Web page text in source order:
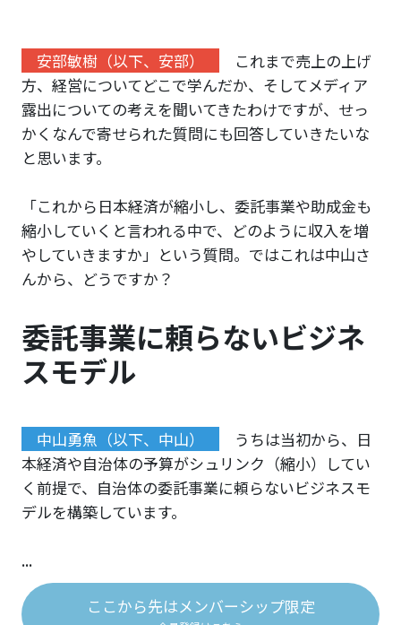
安部敏樹（以下、安部）
これまで売上の上げ
方、経営についてどこで学んだか、そしてメディア
露出についての考えを聞いてきたわけですが、せっ
かくなんで寄せられた質問にも回答していきたいな
と思います。
「これから日本経済が縮小し、委託事業や助成金も
縮小していくと言われる中で、どのように収入を増
やしていきますか」という質問。ではこれは中山さ
んから、どうですか？
委託事業に頼らないビジネ
スモデル
中山勇魚（以下、中山）
うちは当初から、日
本経済や自治体の予算がシュリンク（縮小）してい
く前提で、自治体の委託事業に頼らないビジネスモ
デルを構築しています。
...
ここから先はメンバーシップ限定